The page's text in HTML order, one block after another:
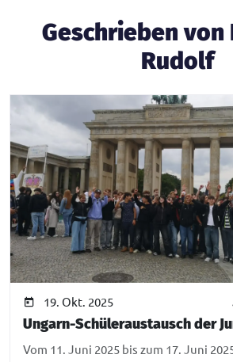
Geschrieben von
Rudolf
19. Okt. 2025
Vom 11. Juni 2025 bis zum 17. Juni